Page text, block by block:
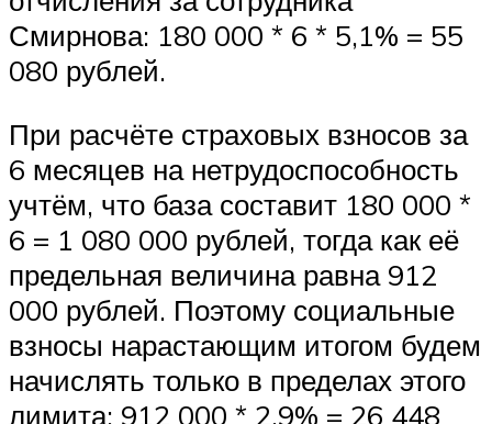
Смирнова: 180 000 * 6 * 5,1% = 55
080 рублей.
При расчёте страховых взносов за
6 месяцев на нетрудоспособность
учтём, что база составит 180 000 *
6 = 1 080 000 рублей, тогда как её
предельная величина равна 912
000 рублей. Поэтому социальные
взносы нарастающим итогом будем
начислять только в пределах этого
лимита: 912 000 * 2,9% = 26 448